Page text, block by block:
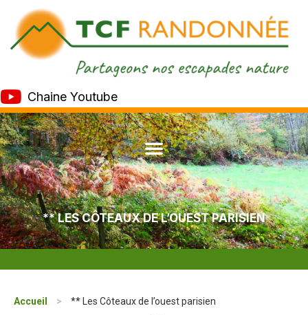
Chaine Youtube
** LES CÔTEAUX DE L’OUEST PARISIEN
Accueil > ** Les Côteaux de l’ouest parisien